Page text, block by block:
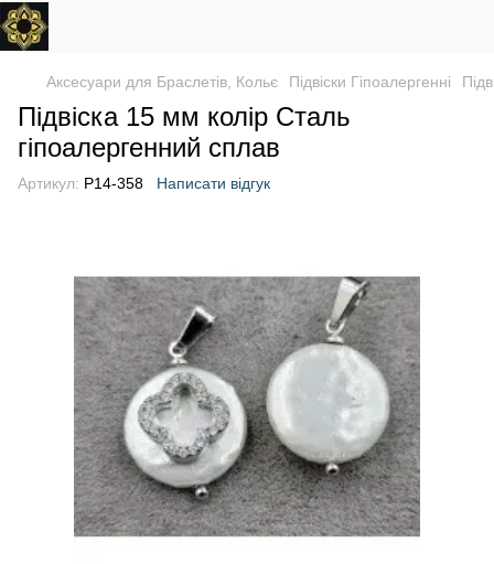
Аксесуари для Браслетів, Кольє Підвіски Гіпоалергенні
Підвіска 15 мм колір Сталь
гіпоалергенний сплав
Артикул: P14-358 Написати відгук